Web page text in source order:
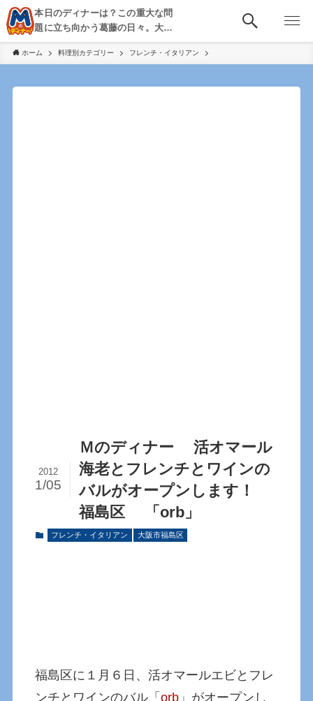
本日のディナーは？この重大な問
題に立ち向かう葛藤の日々。大
阪・京都・神戸を中心とした食べ
歩き、飲み歩きを綴る。
ホーム 料理別カテゴリー フレンチ・イタリアン
Ｍのディナー 活オマール
海老とフレンチとワインの
バルがオープンします！
福島区 「orb」
2012
1/05
フレンチ・イタリアン 大阪市福島区
福島区に１月６日、活オマールエビとフレ
ンチとワインのバル「orb 」がオープンし